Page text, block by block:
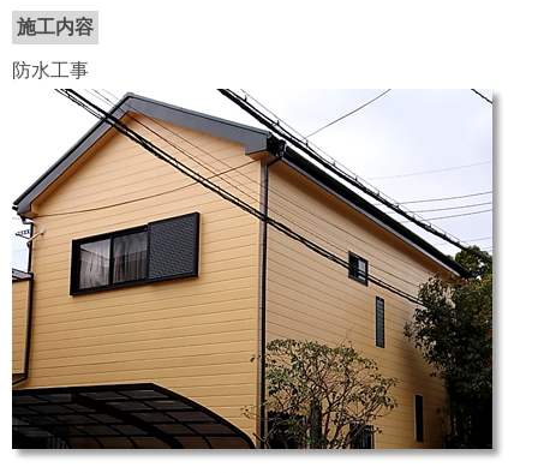
施工内容
防水工事